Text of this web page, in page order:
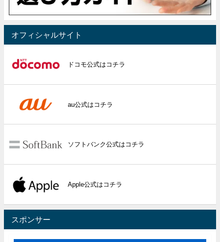
オフィシャルサイト
ドコモ公式はコチラ
au公式はコチラ
ソフトバンク公式はコチラ
Apple公式はコチラ
スポンサー